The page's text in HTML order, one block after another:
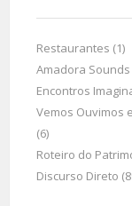
Restaurantes (1)
Amadora Sounds
Encontros
Vemos Ouvimos
(6)
Roteiro do
Discurso Direto